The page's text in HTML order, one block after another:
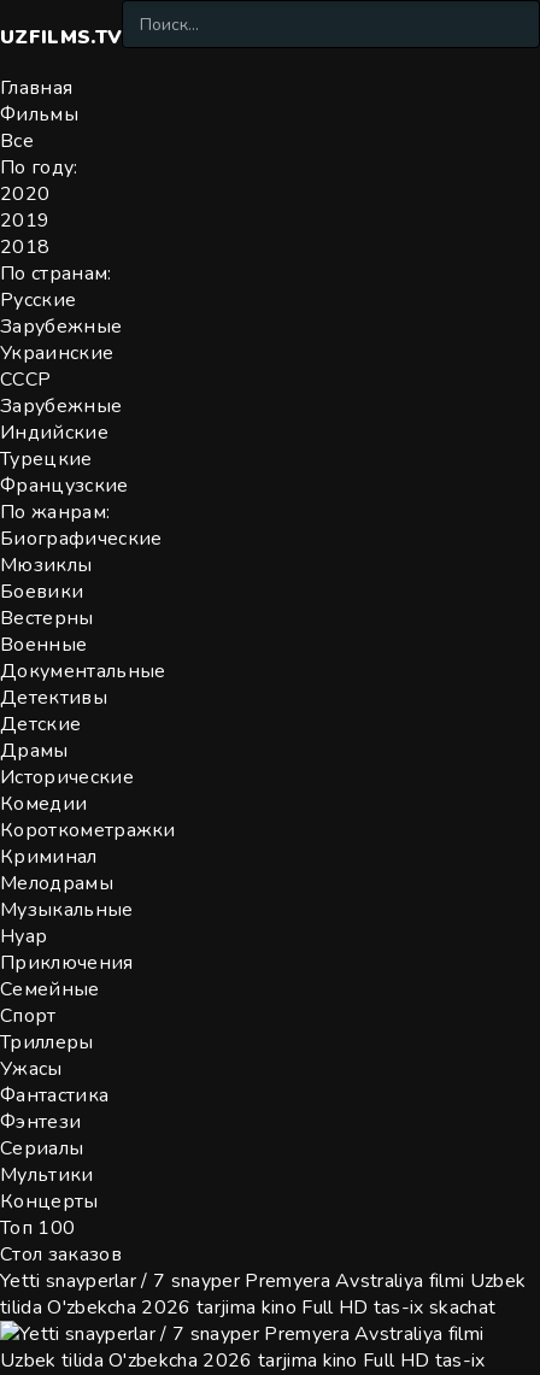
UZFILMS.TV
Главная
Фильмы
Все
По году:
2020
2019
2018
По странам:
Русские
Зарубежные
Украинские
СССР
Зарубежные
Индийские
Турецкие
Французские
По жанрам:
Биографические
Мюзиклы
Боевики
Вестерны
Военные
Документальные
Детективы
Детские
Драмы
Исторические
Комедии
Короткометражки
Криминал
Мелодрамы
Музыкальные
Нуар
Приключения
Семейные
Спорт
Триллеры
Ужасы
Фантастика
Фэнтези
Сериалы
Мультики
Концерты
Топ 100
Стол заказов
Yetti snayperlar / 7 snayper Premyera Avstraliya filmi Uzbek
tilida O'zbekcha 2026 tarjima kino Full HD tas-ix skachat